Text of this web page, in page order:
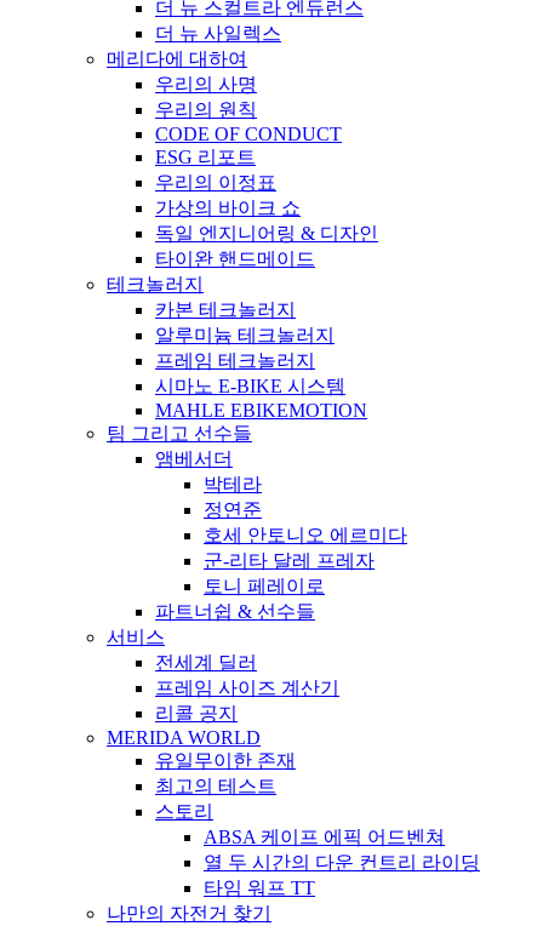
더 뉴 스컬트라 엔듀런스
더 뉴 사일렉스
메리다에 대하여
우리의 사명
우리의 원칙
CODE OF CONDUCT
ESG 리포트
우리의 이정표
가상의 바이크 쇼
독일 엔지니어링 & 디자인
타이완 핸드메이드
테크놀러지
카본 테크놀러지
알루미늄 테크놀러지
프레임 테크놀러지
시마노 E-BIKE 시스템
MAHLE EBIKEMOTION
팀 그리고 선수들
앰베서더
박테라
정연준
호세 안토니오 에르미다
군-리타 달레 프레자
토니 페레이로
파트너쉽 & 선수들
서비스
전세계 딜러
프레임 사이즈 계산기
리콜 공지
MERIDA WORLD
유일무이한 존재
최고의 테스트
스토리
ABSA 케이프 에픽 어드벤쳐
열 두 시간의 다운 컨트리 라이딩
타임 워프 TT
나만의 자전거 찾기